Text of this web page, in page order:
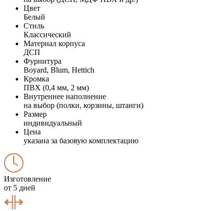
Цвет
Белый
Стиль
Классический
Материал корпуса
ДСП
Фурнитура
Boyard, Blum, Hettich
Кромка
ПВХ (0,4 мм, 2 мм)
Внутреннее наполнение
на выбор (полки, корзины, штанги)
Размер
индивидуальный
Цена
указана за базовую комплектацию
Изготовление
от 5 дней